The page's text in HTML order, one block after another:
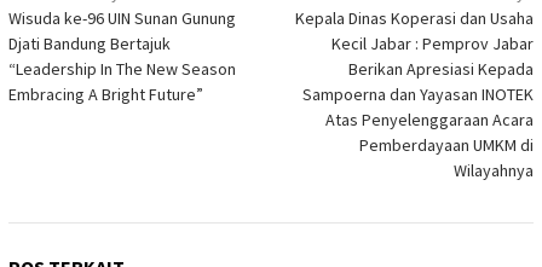
pos
Wisuda ke-96 UIN Sunan Gunung
Djati Bandung Bertajuk
“Leadership In The New Season
Embracing A Bright Future”
Kepala Dinas Koperasi dan Usaha
Kecil Jabar : Pemprov Jabar
Berikan Apresiasi Kepada
Sampoerna dan Yayasan INOTEK
Atas Penyelenggaraan Acara
Pemberdayaan UMKM di
Wilayahnya